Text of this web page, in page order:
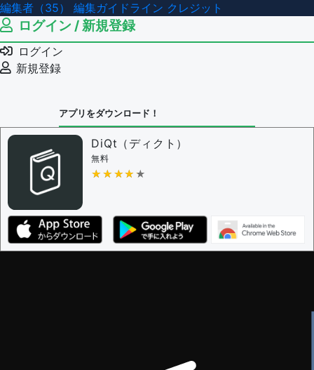
編集者（35） 編集ガイドライン クレジット
ログイン / 新規登録
ログイン
新規登録
アプリをダウンロード！
DiQt（ディクト）
無料
★★★★★
★★★★★